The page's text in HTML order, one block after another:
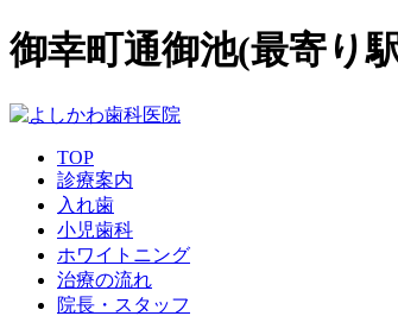
御幸町通御池(最寄り
TOP
診療案内
入れ歯
小児歯科
ホワイトニング
治療の流れ
院長・スタッフ